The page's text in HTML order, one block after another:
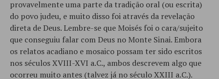
provavelmente uma parte da tradição oral (ou escrita)
do povo judeu, e muito disso foi através da revelação
direta de Deus. Lembre-se que Moisés foi o cara/sujeito
que conseguiu falar com Deus no Monte Sinai. Embora
os relatos acadiano e mosaico possam ter sido escritos
nos séculos XVIII-XVI a.C., ambos descrevem algo que
ocorreu muito antes (talvez já no século XXIII a.C.).